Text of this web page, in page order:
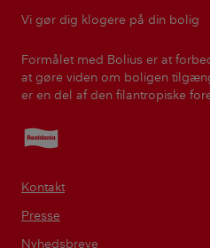
Vi gør dig klogere på din bolig
Formålet med Bolius er at
at gøre viden om boligen
er en del af den filantropiske
Realdania
Kontakt
Presse
Nyhedsbreve